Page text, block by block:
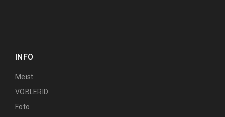
INFO
Meist
VOBLERID
Foto